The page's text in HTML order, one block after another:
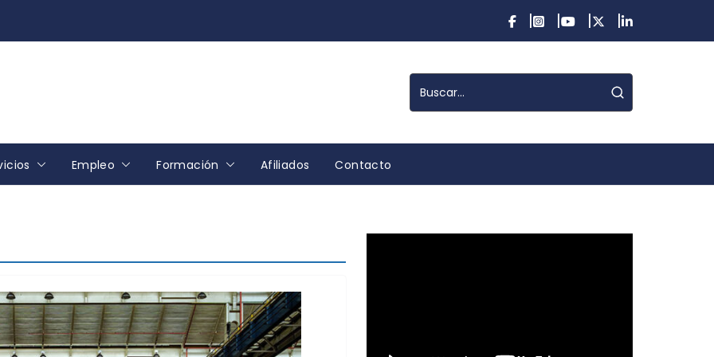
Empleo Formación Afiliados Contacto